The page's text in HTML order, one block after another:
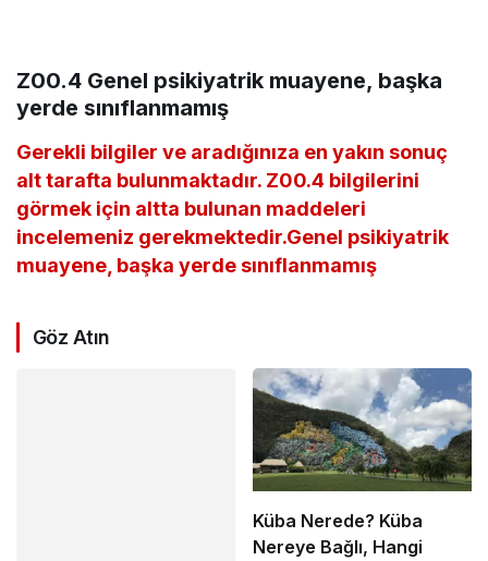
Z00.4 Genel psikiyatrik muayene, başka
yerde sınıflanmamış
Gerekli bilgiler ve aradığınıza en yakın sonuç
alt tarafta bulunmaktadır. Z00.4 bilgilerini
görmek için altta bulunan maddeleri
incelemeniz gerekmektedir.Genel psikiyatrik
muayene, başka yerde sınıflanmamış
Göz Atın
Küba Nerede? Küba
Nereye Bağlı, Hangi